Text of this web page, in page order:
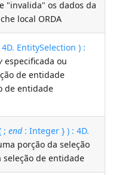
"invalida" os dados da
local ORDA
4D. EntitySelection ) :
especificada ou
de entidade
de entidade
;end: Integer } ) : 4D.
porção da seleção
de entidade